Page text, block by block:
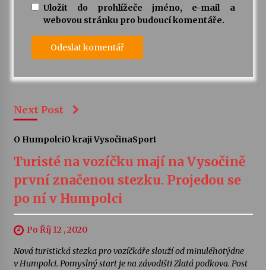
Uložit do prohlížeče jméno, e-mail a
webovou stránku pro budoucí komentáře.
Next Post
O HumpolciO kraji VysočinaSport
Turisté na vozíčku mají na Vysočině
první značenou stezku. Projedou se
po ní v Humpolci
Po Říj 12 , 2020
Nová turistická stezka pro vozíčkáře slouží od minuléhotýdne
v Humpolci. Pomyslný start je na závodišti Zlatá podkova. Post